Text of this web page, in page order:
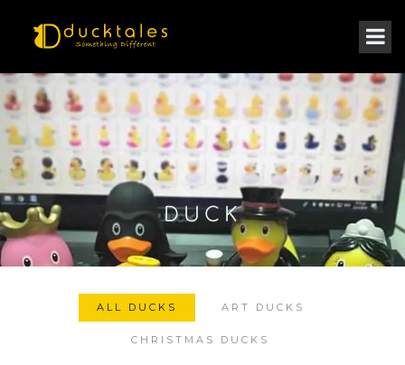
DUCK
ALL DUCKS ART DUCKS
CHRISTMAS DUCKS